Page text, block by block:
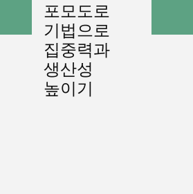
포모도로
기법으로
집중력과
생산성
높이기